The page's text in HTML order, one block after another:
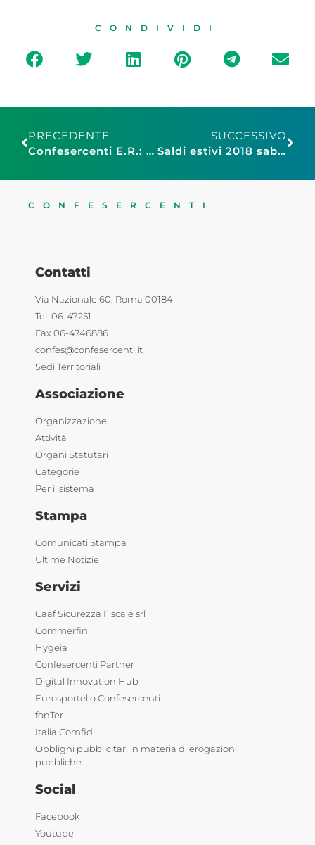
CONDIVIDI
PRECEDENTE
Confesercenti E.R.: al via la rete regionale dei Digital Innovation Hub che supporterà le pmi
SUCCESSIVO
Saldi estivi 2018 sabato 7 al via in tutta Italia. Sconti di partenza tra il 30 ed il 40%
CONFESERCENTI
Contatti
Via Nazionale 60, Roma 00184
Tel. 06-47251
Fax 06-4746886
confes@confesercenti.it
Sedi Territoriali
Associazione
Organizzazione
Attività
Organi Statutari
Categorie
Per il sistema
Stampa
Comunicati Stampa
Ultime Notizie
Servizi
Caaf Sicurezza Fiscale srl
Commerfin
Hygeia
Confesercenti Partner
Digital Innovation Hub
Eurosportello Confesercenti
fonTer
Italia Comfidi
Obblighi pubblicitari in materia di erogazioni
pubbliche
Social
Facebook
Youtube